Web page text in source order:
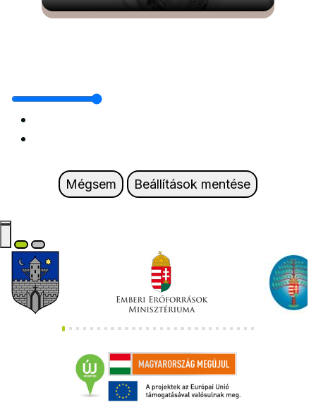
Mégsem Beállítások mentése